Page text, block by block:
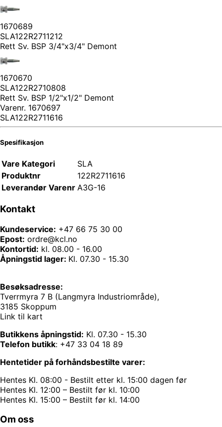
1670689
SLA122R2711212
Rett Sv. BSP 3/4"x3/4" Demont
1670670
SLA122R2710808
Rett Sv. BSP 1/2"x1/2" Demont
Varenr. 1670697
SLA122R2711616
Spesifikasjon
Vare Kategori
SLA
Produktnr
122R2711616
Leverandør Varenr A3G-16
Kontakt
Kundeservice: +47 66 75 30 00
Epost: ordre@kcl.no
Kontortid: kl. 08.00 - 16.00
Åpningstid lager: Kl. 07.30 - 15.30
Besøksadresse:
Tverrmyra 7 B (Langmyra Industriområde),
3185 Skoppum
Link til kart
Butikkens åpningstid: Kl. 07.30 - 15.30
Telefon butikk: +47 33 04 18 89
Hentetider på forhåndsbestilte varer:
Hentes Kl. 08:00 - Bestilt etter kl. 15:00 dagen før
Hentes Kl. 12:00 – Bestilt før kl. 10:00
Hentes Kl. 15:00 – Bestilt før kl. 14:00
Om oss